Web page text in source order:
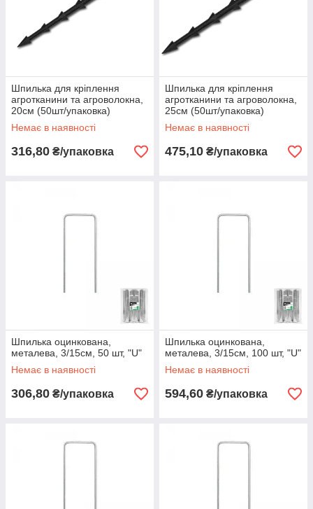
Шпилька для кріплення
агротканини та агроволокна,
20см (50шт/упаковка)
Немає в наявності
316,80 ₴/упаковка
Шпилька для кріплення
агротканини та агроволокна,
25см (50шт/упаковка)
Немає в наявності
475,10 ₴/упаковка
Шпилька оцинкована,
металева, 3/15см, 50 шт, "U"
Немає в наявності
306,80 ₴/упаковка
Шпилька оцинкована,
металева, 3/15см, 100 шт, "U"
Немає в наявності
594,60 ₴/упаковка